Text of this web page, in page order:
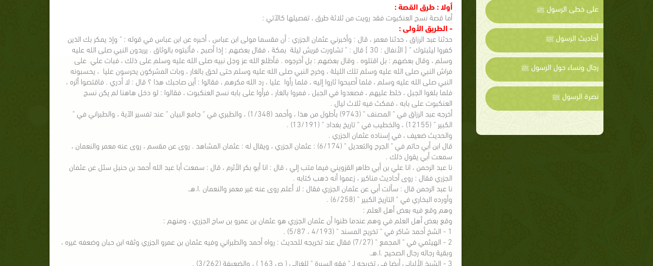
على خطى الرسول ﷺ
أحاديث الرسول ﷺ
رجال ونساء حول الرسول ﷺ
نصرة الرسول ﷺ
أولا : طرق القصة :
أما قصة نسج العنكبوت فقد رويت من ثلاثة طرق ، تفصيلها كالآتي :
- الطريق الأولى :
‏حدثنا ‏‏عبد الرزاق ‏، ‏حدثنا ‏معمر ‏، ‏قال : وأخبرني ‏عثمان الجزري ‏: ‏أن ‏مقسما ‏مولى ‏ابن عباس ‏، ‏أخبره عن ‏ابن عباس ‏‏في قوله ‏: " وإذ يمكر بك الذين
كفروا ليثبتوك ‏" [ الأنفال : 30 ] ‏قال : " تشاورت ‏‏قريش ‏‏ليلة ‏ ‏بمكة ‏، ‏فقال بعضهم : إذا أصبح ، فأثبتوه بالوثاق . يريدون النبي ‏صلى الله عليه
وسلم ‏، ‏وقال بعضهم : بل اقتلوه . وقال بعضهم : بل أخرجوه . فأطلع الله عز وجل نبيه ‏صلى الله عليه وسلم ‏على ذلك ، فبات ‏علي ‏ ‏على
فراش النبي ‏صلى الله عليه وسلم ‏تلك الليلة ، وخرج النبي ‏صلى الله عليه وسلم ‏حتى لحق بالغار ، وبات المشركون يحرسون ‏‏عليا ‏ ، ‏يحسبونه
النبي ‏صلى الله عليه وسلم ‏، ‏فلما أصبحوا ثاروا إليه ، فلما رأوا ‏ ‏عليا ،‏ ‏رد الله مكرهم ، فقالوا : أين صاحبك هذا ؟ قال : لا أدري . فاقتصوا أثره ،
فلما بلغوا الجبل ، خلط عليهم ، فصعدوا في الجبل ، فمروا بالغار ، فرأوا على بابه نسج العنكبوت ، فقالوا : لو دخل هاهنا لم يكن نسج
العنكبوت على بابه ، فمكث فيه ثلاث ليال .
أخرجه عبد الرزاق في " المصنف " (9743) بأطول من هذا ، وأحمد (1/348) ، والطبري في " جامع البيان " عند تفسير الآية ، والطبراني في "
الكبير " (12155) ، والخطيب في " تاريخ بغداد " (13/191) .
والحديث ضعيف ، في إسناده ‏عثمان الجزري .
قال ابن أبي حاتم في " الجرح والتعديل " (6/174) : عثمان الجزري ، ويقال له : عثمان المشاهد . روى عن ‏مقسم ، روى عنه معمر والنعمان ،
سمعت أبي يقول ذلك .
نا عبد الرحمن ، انا علي بن أبي طاهر القزويني فيما متب إلي ، قال : انا أبو بكر الأثرم ، قال : سمعت أبا عبد الله أحمد بن حنبل سئل عن عثمان
الجزري فقال : روى أحاديث مناكير ، زعموا أنه ذهب كتابه .
نا عبد الرحمن قال : سألت أبي عن عثمان الجزري فقال : لا أعلم روى عنه غير معمر والنعمان .ا.هـ.
وأورده البخاري في " التاريخ الكبير " (6/258) .
وهم وقع فيه بعض أهل العلم :
وقع بعض أهل العلم في وهم عندما ظنوا أن عثمان الجزري هو عثمان بن عمرو بن ساج الجزري ، ومنهم :
1 - الشخ أحمد شاكر في " تخريج المسند " (4/193 ، 5/87) .
2 - الهيثمي في " المجمع " (7/27) فقال عند تخريجه للحديث : رواه أحمد والطبراني وفيه عثمان بن عمرو الجزري وثقه ابن حبان وضعفه غيره ،
وبقية رجاله رجال الصحيح .ا.هـ.
3 - الشيخ الألباني أيضا في تخريجه لـ " فقه السيرة " للغزالي ( ص 163 ) ، والضعيفة (3/262) .